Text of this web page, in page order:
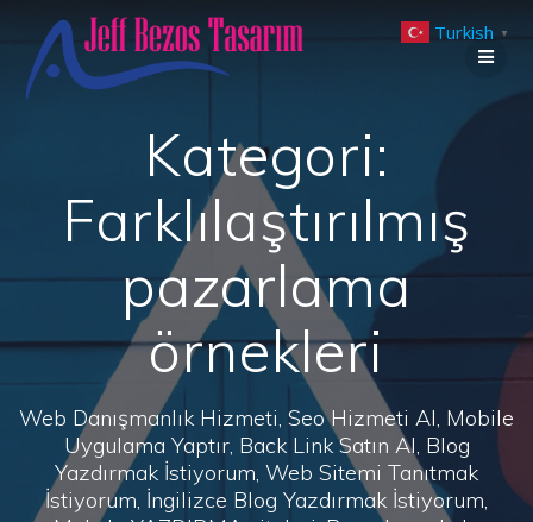
to
Kategori:
Farklılaştırılmış
pazarlama
örnekleri
Web Danışmanlık Hizmeti, Seo Hizmeti Al, Mobile
Uygulama Yaptır, Back Link Satın Al, Blog
Yazdırmak İstiyorum, Web Sitemi Tanıtmak
İstiyorum, İngilizce Blog Yazdırmak İstiyorum,
Turkish ▼